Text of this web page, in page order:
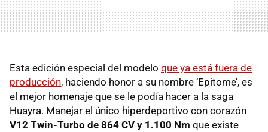
Esta edición especial del modelo que ya está fuera de
producción, haciendo honor a su nombre ‘Epitome’, es
el mejor homenaje que se le podía hacer a la saga
Huayra. Manejar el único hiperdeportivo con corazón
V12 Twin-Turbo de 864 CV y 1.100 Nm que existe